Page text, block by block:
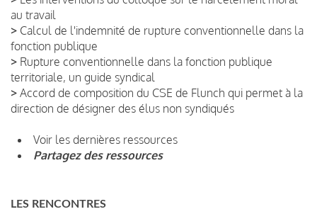
au travail
> Calcul de l'indemnité de rupture conventionnelle dans la
fonction publique
> Rupture conventionnelle dans la fonction publique
territoriale, un guide syndical
> Accord de composition du CSE de Flunch qui permet à la
direction de désigner des élus non syndiqués
Voir les dernières ressources
Partagez des ressources
LES RENCONTRES